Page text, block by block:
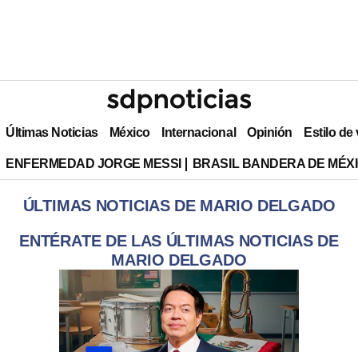
Últimas Noticias México Internacional Opinión Estilo de
ENFERMEDAD JORGE MESSI BRASIL BANDERA DE
ÚLTIMAS NOTICIAS DE MARIO DELGADO
ENTÉRATE DE LAS ÚLTIMAS NOTICIAS DE
MARIO DELGADO